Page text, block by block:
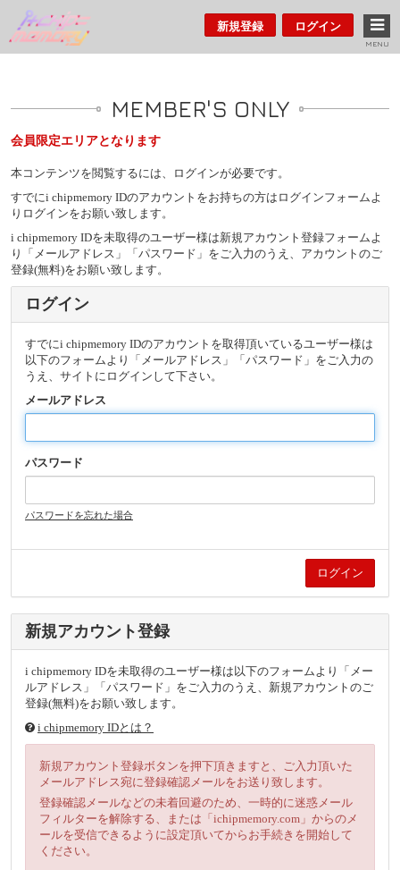
新規登録 ログイン
MENU
MEMBER'S ONLY
会員限定エリアとなります
本コンテンツを閲覧するには、ログインが必要です。
すでにi chipmemory IDのアカウントをお持ちの方はログインフォームよ
りログインをお願い致します。
i chipmemory IDを未取得のユーザー様は新規アカウント登録フォームよ
り「メールアドレス」「パスワード」をご入力のうえ、アカウントのご
登録(無料)をお願い致します。
ログイン
すでにi chipmemory IDのアカウントを取得頂いているユーザー様は
以下のフォームより「メールアドレス」「パスワード」をご入力の
うえ、サイトにログインして下さい。
メールアドレス
パスワード
パスワードを忘れた場合
新規アカウント登録
i chipmemory IDを未取得のユーザー様は以下のフォームより「メー
ルアドレス」「パスワード」をご入力のうえ、新規アカウントのご
登録(無料)をお願い致します。
i chipmemory IDとは？
新規アカウント登録ボタンを押下頂きますと、ご入力頂いた
メールアドレス宛に登録確認メールをお送り致します。
登録確認メールなどの未着回避のため、一時的に迷惑メール
フィルターを解除する、または「ichipmemory.com」からのメ
ールを受信できるように設定頂いてからお手続きを開始して
ください。